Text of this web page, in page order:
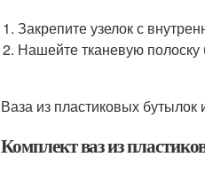
Закрепите узелок с
Нашейте тканевую
Ваза из пластиковых бутылок
Комплект ваз из